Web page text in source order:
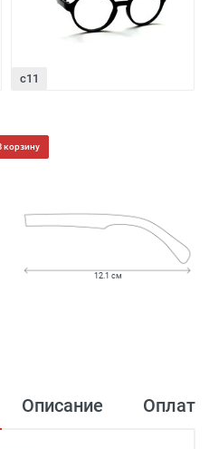
с11
корзину
12.1 см
Описание Оплата